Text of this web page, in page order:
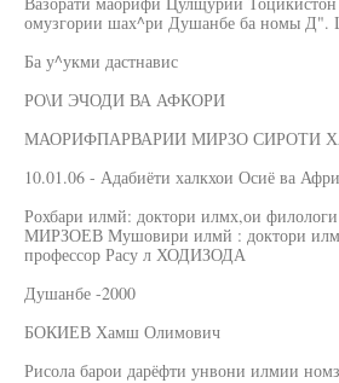
омузгории шах^ри Душанбе ба номы Д".
Ба у^укми дастнавис
РО\И ЭЧОДИ ВА АФКОРИ
МАОРИФПАРВАРИИ МИРЗО СИРОТИ
10.01.06 - Адабиёти халкхои Осиё ва
Рохбари илмй: доктори илмх,ои
МИРЗОЕВ Мушовири илмй : доктори
профессор Расу л ХОДИЗОДА
Душанбе -2000
БОКИЕВ Хамш Олимович
Рисола барои дарёфти унвони илмии